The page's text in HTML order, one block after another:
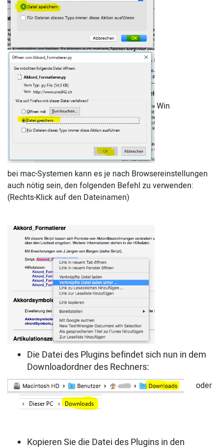
Win
bei mac-Systemen kann es je nach Browsereinstellungen
auch nötig sein, den folgenden Befehl zu verwenden:
(Rechts-Klick auf den Dateinamen)
Die Datei des Plugins befindet sich nun in dem
Downloadordner des Rechners:
oder
Kopieren Sie die Datei des Plugins in den